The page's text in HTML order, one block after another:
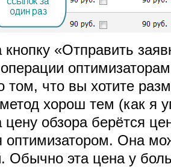
«Отправить
том, что вы хотите
хорош тем (как я
обзора берётся
оптимизатором. Она
Обычно эта цена у